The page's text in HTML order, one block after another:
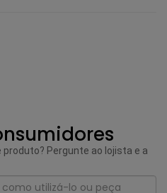
Pergunte ao lojista e a